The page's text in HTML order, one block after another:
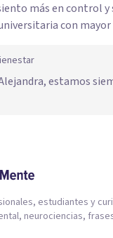
más en control y
con
estamos
estudiantes y
neurociencias,